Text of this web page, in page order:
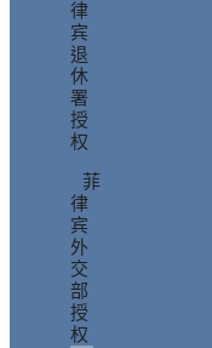
律
宾
退
休
署
授
权
菲
律
宾
外
交
部
授
权